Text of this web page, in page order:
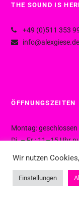
THE SOUND IS
+49 (0)511 353
info@alexgiese.de
ÖFFNUNGSZEITEN
Montag: geschlossen
Di. – Fr.: 11–15 Uhr
Sa.: 10–16 Uhr ohne
Wir nutzen
Einstellungen